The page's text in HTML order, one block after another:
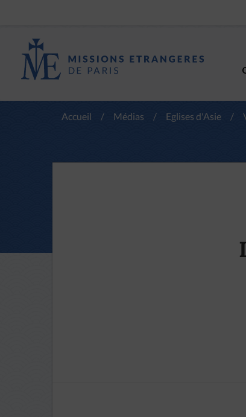
Accueil / Médias / Eglises d'Asie /